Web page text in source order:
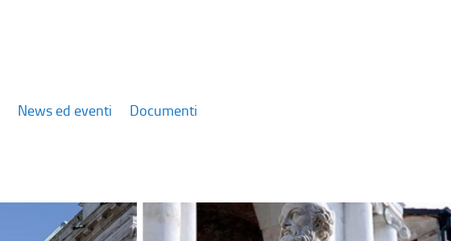
News ed eventi Documenti